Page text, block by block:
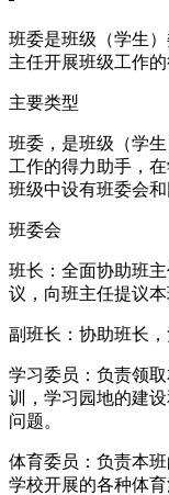
班委是班级（学生
主任开展班级工作的
主要类型
班委，是班级（学
工作的得力助手，
班级中设有班委会
班委会
班长：全面协助班
议，向班主任提议本
副班长：协助班长
学习委员：负责领
训，学习园地的建
问题。
体育委员：负责本
学校开展的各种体